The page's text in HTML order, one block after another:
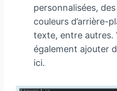
personnalisées,
couleurs d’arrière-
texte, entre autres.
également ajouter
ici.